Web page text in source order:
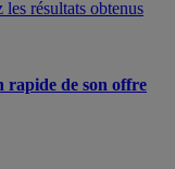
les résultats obtenus
rapide de son offre